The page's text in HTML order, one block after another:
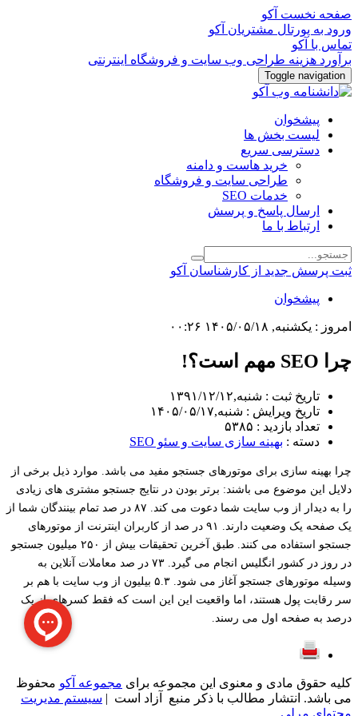
صفحه نخست آکو
ورود به پورتال مشتریان آکو
تماس با آکو
برآورد هزینه طراحی وب سایت و فروشگاه اینترنتی
Toggle navigation
پیشخوان
لیست بخش ها
دسترسی سریع
خرید هاست و دامنه
طراحی سایت و فروشگاه
خدمات SEO
ارسال پاسخ و پرسش
ارتباط با ما
ثبت پرسش جدید از کارشناسان آکو
پیشخوان
امروز : یکشنبه, ۱۴۰۵/۰۵/۱۸ ۰۰:۲۶
چرا SEO مهم است؟!
تاریخ ثبت : شنبه,۱۳۹۱/۱۲/۱۲
تاریخ ویرایش : شنبه,۱۴۰۵/۰۵/۱۷
تعداد بازدید : ۵۳۸۵
دسته : بهینه سازی سایت و سئو SEO
چرا بهینه سازی برای موتورهای جستجو مفید می باشد. موارد ذیل برخی از
دلایل این موضوع می باشند: برتر بودن در نتایج جستجو مشتری های زیادی
را به دیدار از وب سایت شما دعوت می کند. ۸۷ در صد تمام بینندگان شما از
یک صفحه یک وضعیت دارند. ۹۱ در صد از کاربران اینترنت از موتورهای
جستجو استفاده می کنند. طبق آخرین تحقیقات بیش از ۲۵۰ میلیون جستجو
در روز در کشور انگلیس انجام می گیرد. ۷۳ در صد معاملات آنلاین به
وسیله موتورهای جستجو آغاز می شود. ۵.۳ بیلیون از وب سایت با هم بر
سر رقابت پول هستند، اما واقعیت این این است که فقط کسرهای از یک
درصد به صفحه اول می رسند.
کلیه حقوق مادی و معنوی این مجموعه برای مجموعه آکو محفوظ
می باشد. انتشار مطالب با ذکر منبع آزاد است | سیستم مدیریت
محتوای مرلی